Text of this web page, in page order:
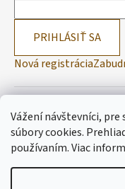
Vážení návštevníci,
súbory cookies.
používaním.Viac
PRIHLÁSIŤ SA
Nová registrácia